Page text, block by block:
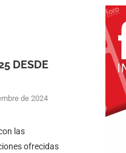
DESDE
de 2024
las
ofrecidas